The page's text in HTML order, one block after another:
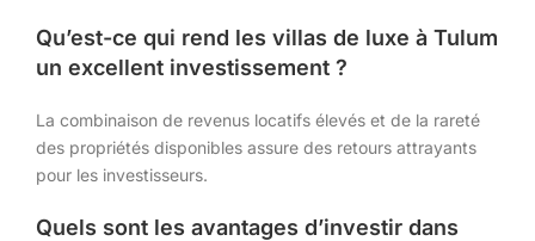
Qu’est-ce qui rend les villas de luxe à Tulum
un excellent investissement ?
La combinaison de revenus locatifs élevés et de la rareté
des propriétés disponibles assure des retours attrayants
pour les investisseurs.
Quels sont les avantages d’investir dans